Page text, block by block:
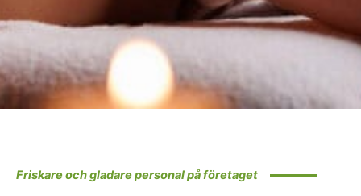
Friskare och gladare personal på företaget